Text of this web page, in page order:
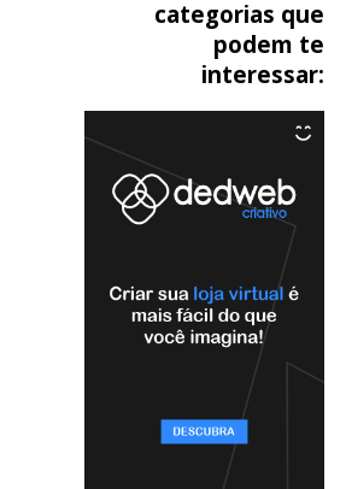
categorias que
podem te
interessar: